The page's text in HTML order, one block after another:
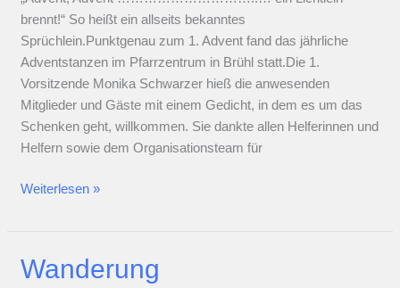
brennt!“ So heißt ein allseits bekanntes
Sprüchlein.Punktgenau zum 1. Advent fand das jährliche
Adventstanzen im Pfarrzentrum in Brühl statt.Die 1.
Vorsitzende Monika Schwarzer hieß die anwesenden
Mitglieder und Gäste mit einem Gedicht, in dem es um das
Schenken geht, willkommen. Sie dankte allen Helferinnen und
Helfern sowie dem Organisationsteam für
Tanz
2025
Weiterlesen »
Wanderung